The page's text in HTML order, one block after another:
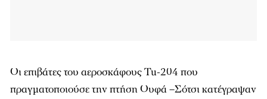
Οι επιβάτες του αεροσκάφους Tu-204 που
πραγματοποιούσε την πτήση Ουφά –Σότσι κατέγραψαν